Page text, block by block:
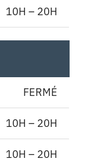
10H – 20H
FERMÉ
10H – 20H
10H – 20H